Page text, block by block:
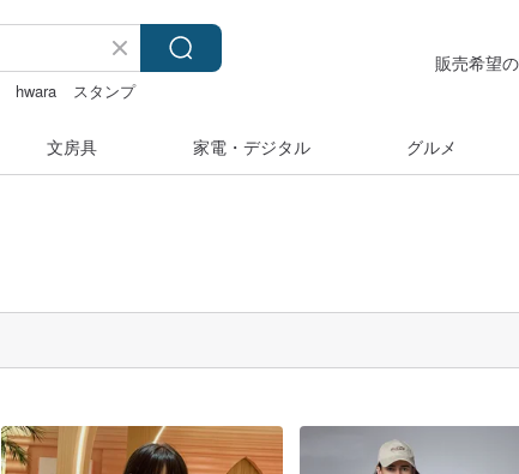
hwara
スタンプ
販売希望
文房具 家電・デジタル グルメ